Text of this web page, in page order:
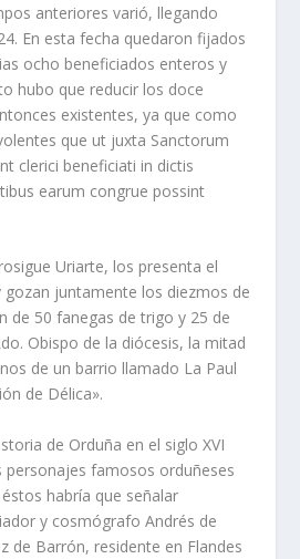
anteriores varió, llegando
En esta fecha quedaron fijados
ocho beneficiados enteros y
hubo que reducir los doce
existentes, ya que como
que ut juxta Sanctorum
clerici beneficiati in dictis
earum congrue possint
Uriarte, los presenta el
gozan juntamente los diezmos de
de 50 fanegas de trigo y 25 de
Obispo de la diócesis, la mitad
de un barrio llamado La Paul
de Délica».
de Orduña en el siglo XVI
personajes famosos orduñeses
habrí­a que señalar
y cosmógrafo Andrés de
de Barrón, residente en Flandes